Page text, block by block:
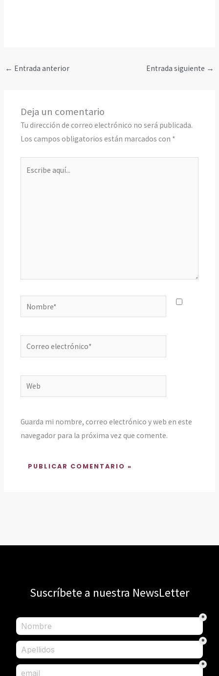
← Entrada anterior Entrada siguiente →
Deja un comentario
Tu dirección de correo electrónico no será publicada.
Los campos obligatorios están marcados con *
Nombre*
Correo
electrónico*
Web
Guarda mi nombre, correo electrónico y web en este
navegador para la próxima vez que comente.
Suscríbete a nuestra NewsLetter